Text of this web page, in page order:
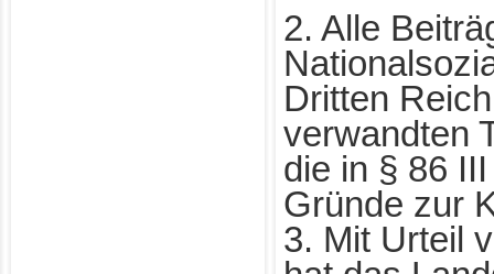
2. Alle
Dritten
verwandten
die in § 86
Gründe zur
3. Mit Urteil